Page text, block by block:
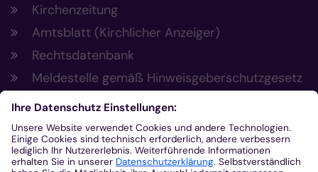
Kirchenzeitung
Amtsblatt (Kirchlicher Anzeiger)
Rechtsdatenbank
Meldestelle gemäß Hinweisgeberschutzgesetz
Kontakt
Büro der Regionen Aachen-Stadt und
Aachen-Land